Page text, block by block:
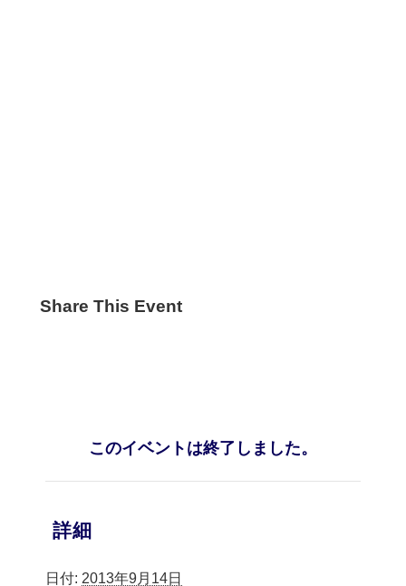
Share This Event
このイベントは終了しました。
詳細
日付: 2013年9月14日